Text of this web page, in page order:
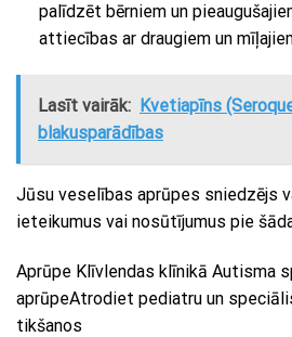
palīdzēt bērniem un
attiecības ar draugiem un
Lasīt vairāk: Kvetiapīns
blakusparādības
Jūsu veselības aprūpes sniedzējs
ieteikumus vai nosūtījumus pie
Aprūpe Klīvlendas klīnikā Autisma
aprūpeAtrodiet pediatru un
tikšanos